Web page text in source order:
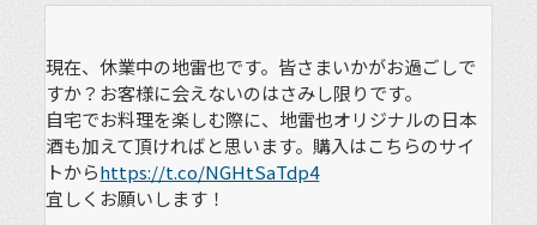
現在、休業中の地雷也です。皆さまいかがお過ごしで
すか？お客様に会えないのはさみし限りです。
自宅でお料理を楽しむ際に、地雷也オリジナルの日本
酒も加えて頂ければと思います。購入はこちらのサイ
トからhttps://t.co/NGHtSaTdp4
宜しくお願いします！